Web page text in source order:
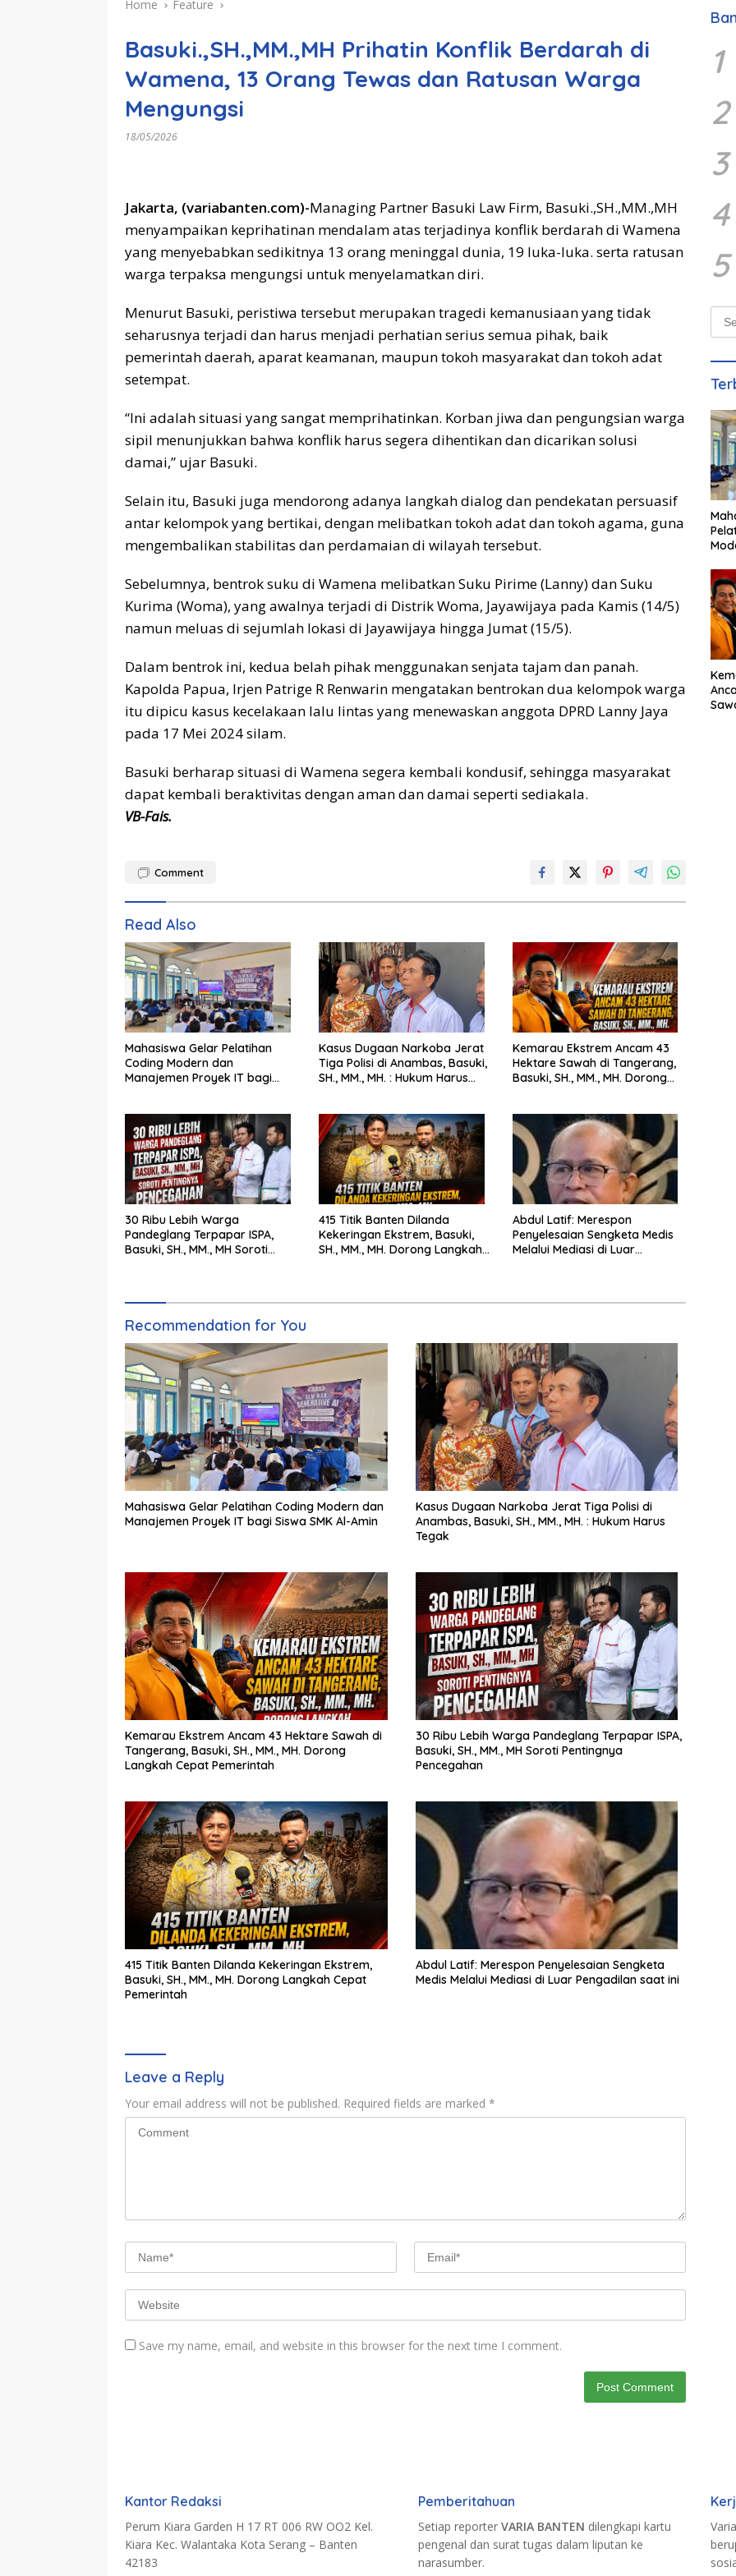
Home Feature
Basuki.,SH.,MM.,MH Prihatin Konflik Berdarah di
Wamena, 13 Orang Tewas dan Ratusan Warga
Mengungsi
18/05/2026
Jakarta, (variabanten.com)-Managing Partner Basuki Law Firm, Basuki.,SH.,MM.,MH
menyampaikan keprihatinan mendalam atas terjadinya konflik berdarah di Wamena
yang menyebabkan sedikitnya 13 orang meninggal dunia, 19 luka-luka. serta ratusan
warga terpaksa mengungsi untuk menyelamatkan diri.
Menurut Basuki, peristiwa tersebut merupakan tragedi kemanusiaan yang tidak
seharusnya terjadi dan harus menjadi perhatian serius semua pihak, baik
pemerintah daerah, aparat keamanan, maupun tokoh masyarakat dan tokoh adat
setempat.
“Ini adalah situasi yang sangat memprihatinkan. Korban jiwa dan pengungsian warga
sipil menunjukkan bahwa konflik harus segera dihentikan dan dicarikan solusi
damai,” ujar Basuki.
Selain itu, Basuki juga mendorong adanya langkah dialog dan pendekatan persuasif
antar kelompok yang bertikai, dengan melibatkan tokoh adat dan tokoh agama, guna
mengembalikan stabilitas dan perdamaian di wilayah tersebut.
Sebelumnya, bentrok suku di Wamena melibatkan Suku Pirime (Lanny) dan Suku
Kurima (Woma), yang awalnya terjadi di Distrik Woma, Jayawijaya pada Kamis (14/5)
namun meluas di sejumlah lokasi di Jayawijaya hingga Jumat (15/5).
Dalam bentrok ini, kedua belah pihak menggunakan senjata tajam dan panah.
Kapolda Papua, Irjen Patrige R Renwarin mengatakan bentrokan dua kelompok warga
itu dipicu kasus kecelakaan lalu lintas yang menewaskan anggota DPRD Lanny Jaya
pada 17 Mei 2024 silam.
Basuki berharap situasi di Wamena segera kembali kondusif, sehingga masyarakat
dapat kembali beraktivitas dengan aman dan damai seperti sediakala.
VB-Fais.
Comment
Read Also
Mahasiswa Gelar Pelatihan
Coding Modern dan
Manajemen Proyek IT bagi
Kasus Dugaan Narkoba Jerat
Tiga Polisi di Anambas, Basuki,
SH., MM., MH. : Hukum Harus
Kemarau Ekstrem Ancam 43
Hektare Sawah di Tangerang,
Basuki, SH., MM., MH. Dorong
30 Ribu Lebih Warga
Pandeglang Terpapar ISPA,
Basuki, SH., MM., MH Soroti
415 Titik Banten Dilanda
Kekeringan Ekstrem, Basuki,
SH., MM., MH. Dorong Langkah
Abdul Latif: Merespon
Penyelesaian Sengketa Medis
Melalui Mediasi di Luar
Recommendation for You
Mahasiswa Gelar Pelatihan Coding Modern dan
Manajemen Proyek IT bagi Siswa SMK Al-Amin
Kasus Dugaan Narkoba Jerat Tiga Polisi di
Anambas, Basuki, SH., MM., MH. : Hukum Harus
Tegak
Kemarau Ekstrem Ancam 43 Hektare Sawah di
Tangerang, Basuki, SH., MM., MH. Dorong
Langkah Cepat Pemerintah
30 Ribu Lebih Warga Pandeglang Terpapar ISPA,
Basuki, SH., MM., MH Soroti Pentingnya
Pencegahan
415 Titik Banten Dilanda Kekeringan Ekstrem,
Basuki, SH., MM., MH. Dorong Langkah Cepat
Pemerintah
Abdul Latif: Merespon Penyelesaian Sengketa
Medis Melalui Mediasi di Luar Pengadilan saat ini
Leave a Reply
Your email address will not be published. Required fields are marked *
Save my name, email, and website in this browser for the next time I comment.
1
2
3
4
5
for:
bagi
Kantor Redaksi
Perum Kiara Garden H 17 RT 006 RW OO2 Kel.
Kiara Kec. Walantaka Kota Serang – Banten
42183
Pemberitahuan
Setiap reporter VARIA BANTEN dilengkapi kartu
pengenal dan surat tugas dalam liputan ke
narasumber.